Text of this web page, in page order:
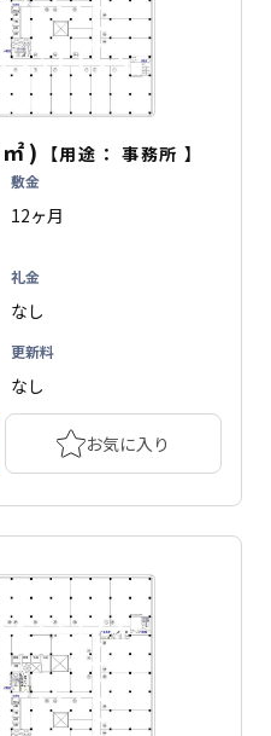
㎡) 【用途：事務所 】
敷金
12ヶ月
礼金
なし
更新料
なし
お気に入り